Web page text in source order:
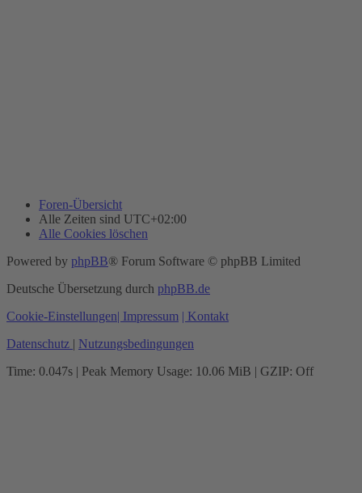
Foren-Übersicht
Alle Zeiten sind UTC+02:00
Alle Cookies löschen
Powered by phpBB® Forum Software © phpBB Limited
Deutsche Übersetzung durch phpBB.de
Cookie-Einstellungen| Impressum | Kontakt
Datenschutz | Nutzungsbedingungen
Time: 0.047s | Peak Memory Usage: 10.06 MiB | GZIP: Off